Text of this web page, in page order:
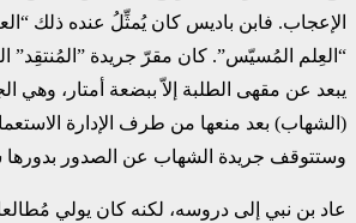
“العِلم المُسيّس”. كان مقرّ جريدة ‏‏”المُنتقِد”
يبعد عن مقهى الطلبة إلاّ ببضعة أمتار، وهي
وستتوقف جريدة الشهاب عن الصدور ‏بدورها سنة
عاد بن نبي إلى دروسه، لكنه كان يولي